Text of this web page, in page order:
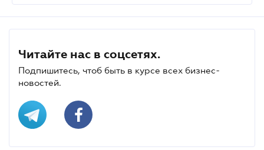
Читайте нас в соцсетях.
Подпишитесь, чтоб быть в курсе всех бизнес-
новостей.